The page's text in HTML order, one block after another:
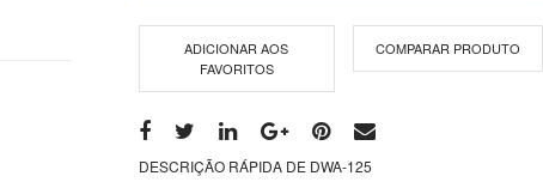
ADICIONAR AOS
FAVORITOS
COMPARAR PRODUTO
DESCRIÇÃO RÁPIDA DE DWA-125